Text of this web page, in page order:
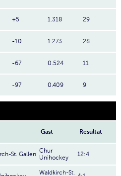
+5 1.318 29
-10 1.273 28
-67 0.524 11
-97 0.409 9
Gast Resultat
St. Gallen Chur
Unihockey
12:4
Waldkirch-St.